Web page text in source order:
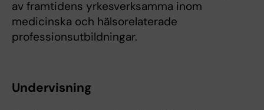
av framtidens yrkesverksamma inom
medicinska och hälsorelaterade
professionsutbildningar.
Undervisning